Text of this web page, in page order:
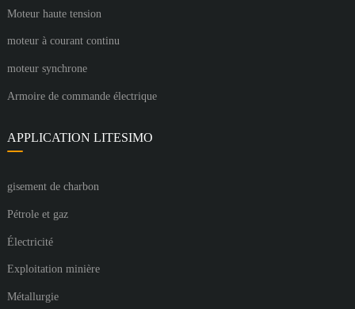
Moteur haute tension
moteur à courant continu
moteur synchrone
Armoire de commande électrique
APPLICATION LITESIMO
gisement de charbon
Pétrole et gaz
Électricité
Exploitation minière
Métallurgie